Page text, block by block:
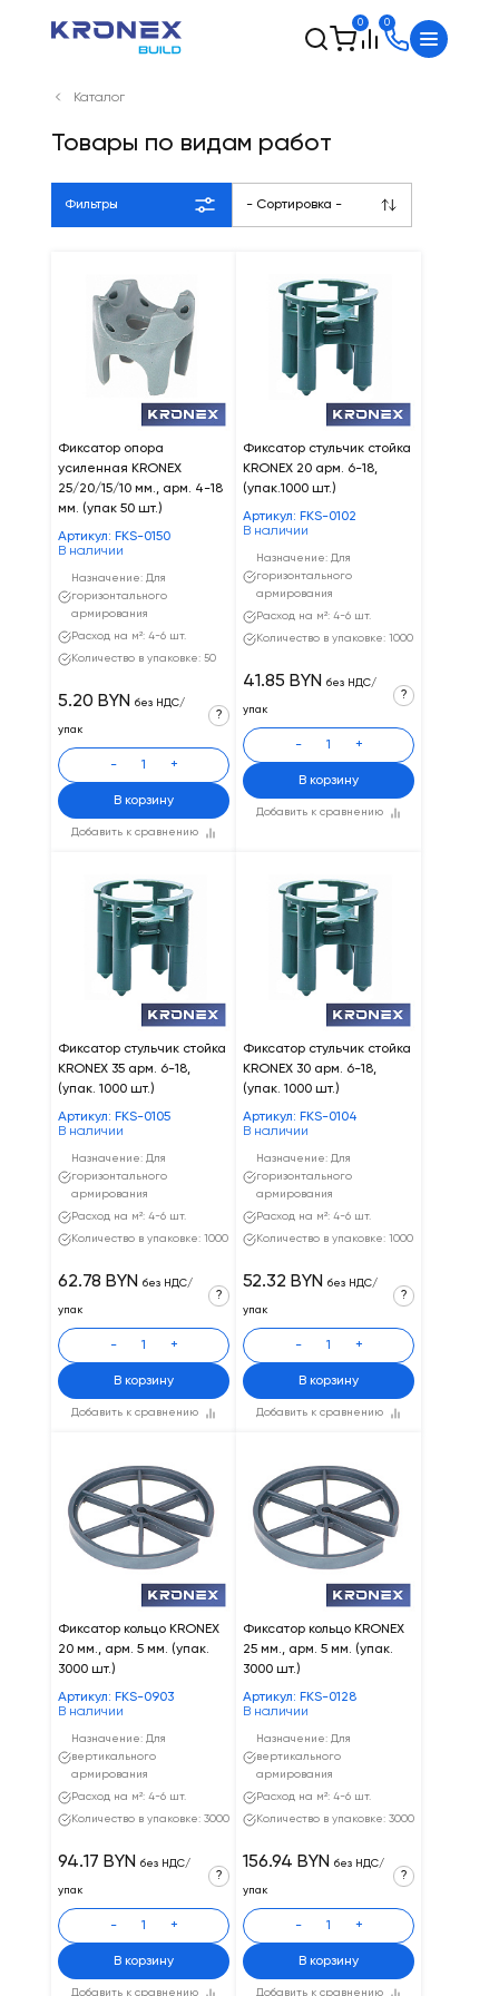
0 0
Каталог
Товары по видам работ
Фильтры - Сортировка -
Фиксатор опора
усиленная KRONEX
25/20/15/10 мм., арм. 4-18
мм. (упак 50 шт.)
Артикул: FKS-0150
В наличии
Назначение: Для
горизонтального
армирования
Расход на м²: 4-6 шт.
Количество в упаковке: 50
Добавить к сравнению
5.20 BYN без НДС/
упак
?
- +
В корзину
Фиксатор стульчик стойка
KRONEX 20 арм. 6-18,
(упак.1000 шт.)
Артикул: FKS-0102
В наличии
Назначение: Для
горизонтального
армирования
Расход на м²: 4-6 шт.
Количество в упаковке: 1000
Добавить к сравнению
41.85 BYN без НДС/
упак
?
- +
В корзину
Фиксатор стульчик стойка
KRONEX 35 арм. 6-18,
(упак. 1000 шт.)
Артикул: FKS-0105
В наличии
Назначение: Для
горизонтального
армирования
Расход на м²: 4-6 шт.
Количество в упаковке: 1000
Добавить к сравнению
62.78 BYN без НДС/
упак
?
- +
В корзину
Фиксатор стульчик стойка
KRONEX 30 арм. 6-18,
(упак. 1000 шт.)
Артикул: FKS-0104
В наличии
Назначение: Для
горизонтального
армирования
Расход на м²: 4-6 шт.
Количество в упаковке: 1000
Добавить к сравнению
52.32 BYN без НДС/
упак
?
- +
В корзину
Фиксатор кольцо KRONEX
20 мм., арм. 5 мм. (упак.
3000 шт.)
Артикул: FKS-0903
В наличии
Назначение: Для
вертикального
армирования
Расход на м²: 4-6 шт.
Количество в упаковке: 3000
Добавить к сравнению
94.17 BYN без НДС/
упак
?
- +
В корзину
Фиксатор кольцо KRONEX
25 мм., арм. 5 мм. (упак.
3000 шт.)
Артикул: FKS-0128
В наличии
Назначение: Для
вертикального
армирования
Расход на м²: 4-6 шт.
Количество в упаковке: 3000
Добавить к сравнению
156.94 BYN без НДС/
упак
?
- +
В корзину